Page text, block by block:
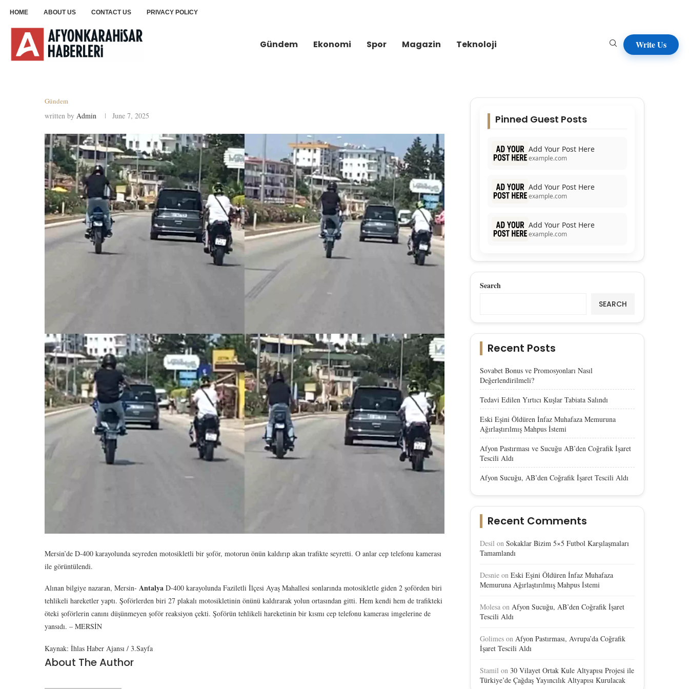
HOME ABOUT US CONTACT US PRIVACY POLICY
Gündem Ekonomi Spor Magazin Teknoloji Write Us
Gündem
written by Admin June 7, 2025
Mersin’de D-400 karayolunda seyreden motosikletli bir şoför, motorun önün kaldırıp akan trafikte seyretti. O anlar cep telefonu kamerası
ile görüntülendi.
Alınan bilgiye nazaran, Mersin- Antalya D-400 karayolunda Faziletli İlçesi Ayaş Mahallesi sonlarında motosikletle giden 2 şoförden biri
tehlikeli hareketler yaptı. Şoförlerden biri 27 plakalı motosikletinin önünü kaldırarak yolun ortasından gitti. Hem kendi hem de trafikteki
öteki şoförlerin canını düşünmeyen şoför reaksiyon çekti. Şoförün tehlikeli hareketinin bir kısmı cep telefonu kamerası imgelerine de
yansıdı. – MERSİN
Kaynak: İhlas Haber Ajansı / 3.Sayfa
About The Author
Pinned Guest Posts
Add Your Post Here
example.com
Add Your Post Here
example.com
Add Your Post Here
example.com
Search
SEARCH
Recent Posts
Sovabet Bonus ve Promosyonları Nasıl
Değerlendirilmeli?
Tedavi Edilen Yırtıcı Kuşlar Tabiata Salındı
Eski Eşini Öldüren İnfaz Muhafaza Memuruna
Ağırlaştırılmış Mahpus İstemi
Afyon Pastırması ve Sucuğu AB’den Coğrafik İşaret
Tescili Aldı
Afyon Sucuğu, AB’den Coğrafik İşaret Tescili Aldı
Recent Comments
Desil on Sokaklar Bizim 5×5 Futbol Karşılaşmaları
Tamamlandı
Desnie on Eski Eşini Öldüren İnfaz Muhafaza
Memuruna Ağırlaştırılmış Mahpus İstemi
Molesa on Afyon Sucuğu, AB’den Coğrafik İşaret
Tescili Aldı
Golimes on Afyon Pastırması, Avrupa’da Coğrafik
İşaret Tescili Aldı
Stamil on 30 Vilayet Ortak Kule Altyapısı Projesi ile
Türkiye’de Çağdaş Yayıncılık Altyapısı Kurulacak